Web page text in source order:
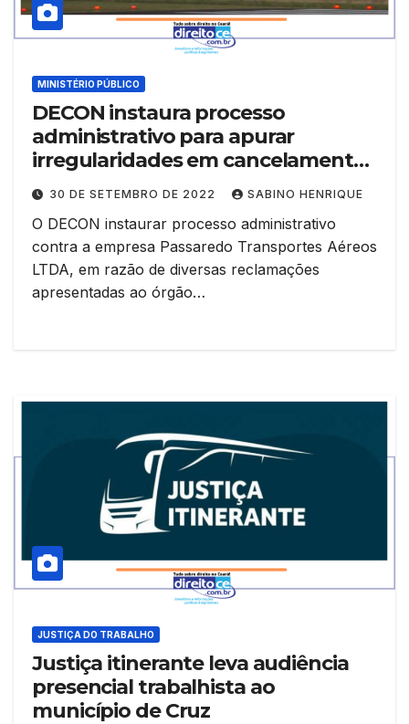
MINISTÉRIO PÚBLICO
DECON instaura processo
administrativo para apurar
irregularidades em cancelamentos
de voos da empresa Passaredo
Transportes Aéreos
30 DE SETEMBRO DE 2022 SABINO HENRIQUE
O DECON instaurar processo administrativo
contra a empresa Passaredo Transportes Aéreos
LTDA, em razão de diversas reclamações
apresentadas ao órgão…
JUSTIÇA DO TRABALHO
Justiça itinerante leva audiência
presencial trabalhista ao
município de Cruz